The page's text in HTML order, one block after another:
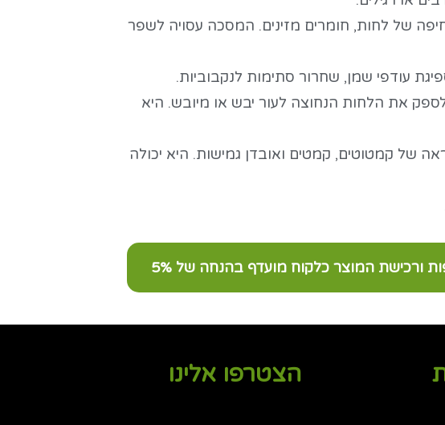
של לחות, חומרים מזינים. המסכה עסויה לשפר
עודפי שמן, שחרור סתימות לנקבוביות.
לספק את הלחות הנחוצה לעור יבש או מיובש. היא
של קמטוטים, קמטים ואובדן גמישות. היא יכולה
ורכישת המוצר כלקוח מועדף בהנחה של 5%
הצטרפו אלינו